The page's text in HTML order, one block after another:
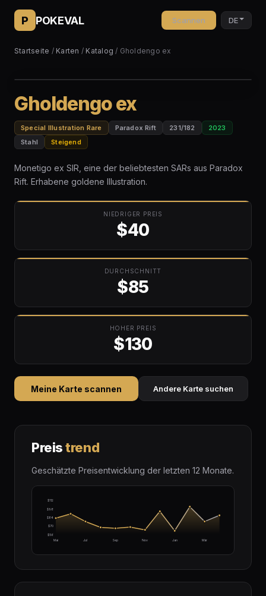
P POKEVAL Scannen DE
Startseite / Karten / Katalog / Gholdengo ex
Gholdengo ex
Special Illustration Rare Paradox Rift 231/182
2023
Stahl
Steigend
Monetigo ex SIR, eine der beliebtesten SARs aus Paradox
Rift. Erhabene goldene Illustration.
NIEDRIGER PREIS
$40
DURCHSCHNITT
$85
HOHER PREIS
$130
Meine Karte scannen Andere Karte suchen
Preistrend
Geschätzte Preisentwicklung der letzten 12 Monate.
$56
$70
$84
$98
$112
Mai Jul Sep Nov Jan Mär